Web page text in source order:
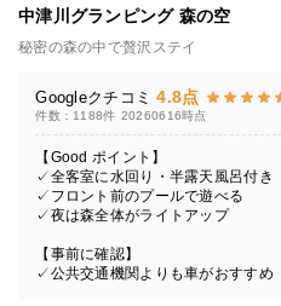
中津川グランピング 森の空
秘密の森の中で贅沢ステイ
Googleクチコミ 4.8点
件数：1188件 20260616時点
【Good ポイント】
✓全客室に水回り・半露天風呂付き
✓フロント前のプールで遊べる
✓夜は森全体がライトアップ
【事前に確認】
✓公共交通機関よりも車がおすすめ